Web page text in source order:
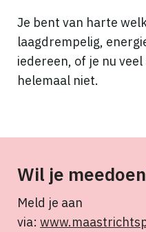
Je bent van harte
laagdrempelig,
iedereen, of je nu
helemaal niet.
Wil je
Meld je aan
via: